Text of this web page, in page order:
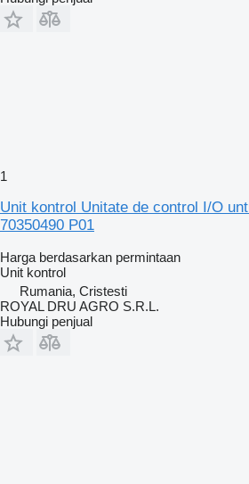
1
Unit kontrol Unitate de control I/O
70350490 P01
Harga berdasarkan permintaan
Unit kontrol
Rumania, Cristesti
ROYAL DRU AGRO S.R.L.
Hubungi penjual